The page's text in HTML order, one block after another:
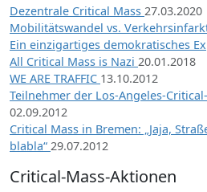
Dezentrale Critical Mass 27.03.2020
Mobilitätswandel vs.
Ein einzigartiges demokratisches
All Critical Mass is Nazi 20.01.2018
WE ARE TRAFFIC 13.10.2012
Teilnehmer der Los-Angeles-
02.09.2012
Critical Mass in Bremen: „Jaja,
blabla“ 29.07.2012
Critical-Mass-Aktionen